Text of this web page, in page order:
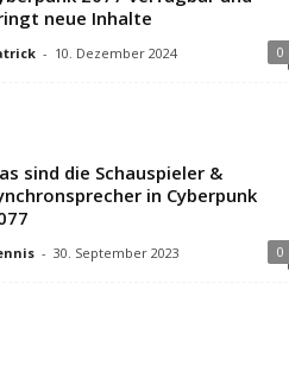
neue Inhalte
- 10. Dezember 2024 0
sind die Schauspieler &
in Cyberpunk
- 30. September 2023 0